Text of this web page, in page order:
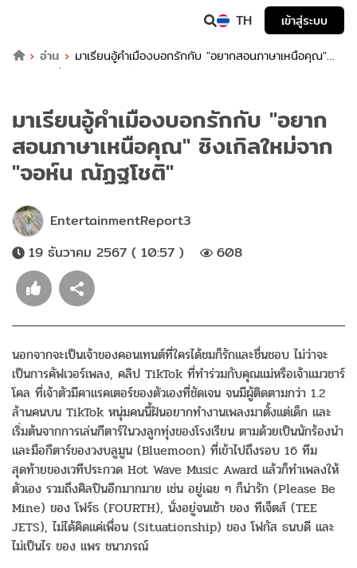
TH
เข้าสู่ระบบ
อ่าน
มาเรียนอู้คำเมืองบอกรักกับ "อยากสอนภาษาเหนือคุณ"
ซิงเกิลใหม่จาก "จอห์น ณัฏฐโชติ"
มาเรียนอู้คำเมืองบอกรักกับ "อยาก
สอนภาษาเหนือคุณ" ซิงเกิลใหม่จาก
"จอห์น ณัฏฐโชติ"
EntertainmentReport3
19 ธันวาคม 2567 ( 10:57 )
608
นอกจากจะเป็นเจ้าของคอนเทนต์ที่ใครได้ชมก็รักและชื่นชอบ ไม่ว่าจะ
เป็นการคัฟเวอร์เพลง, คลิป TikTok ที่ทำร่วมกับคุณแม่หรือเจ้าแมวชาร์
โคล ที่เจ้าตัวมีคาแรคเตอร์ของตัวเองที่ชัดเจน จนมีผู้ติดตามกว่า 1.2
ล้านคนบน TikTok หนุ่มคนนี้ฝันอยากทำงานเพลงมาตั้งแต่เด็ก และ
เริ่มต้นจากการเล่นกีตาร์ในวงลูกทุ่งของโรงเรียน ตามด้วยเป็นนักร้องนำ
และมือกีตาร์ของวงบลูมูน (Bluemoon) ที่เข้าไปถึงรอบ 16 ทีม
สุดท้ายของเวทีประกวด Hot Wave Music Award แล้วก็ทำเพลงให้
ตัวเอง รวมถึงศิลปินอีกมากมาย เช่น อยู่เฉย ๆ ก็น่ารัก (Please Be
Mine) ของ โฟร์ธ (FOURTH), นั่งอยู่จนเช้า ของ ทีเจ็ตส์ (TEE
JETS), ไม่ได้คิดแค่เพื่อน (Situationship) ของ โฟกัส ธนบดี และ
ไม่เป็นไร ของ แพร ชนาภรณ์